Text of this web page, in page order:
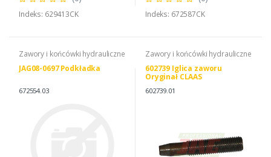
Indeks: 629413CK Indeks: 672587CK
Zawory i końcówki hydrauliczne
JAG08-0697 Podkładka
672554.03
Zawory i końcówki hydrauliczne
602739 Iglica zaworu
Oryginał CLAAS
602739.01